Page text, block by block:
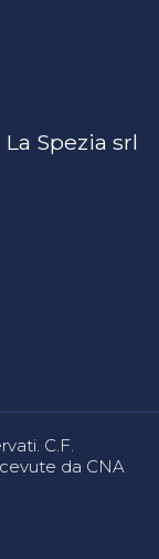
Spezia srl
C.F.
da CNA